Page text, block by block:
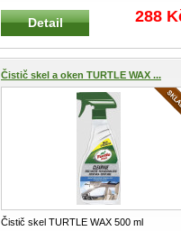
400 ml Profesionální přípravek ...
Detail 288
Čistič skel a oken TURTLE WAX ...
Čistič skel TURTLE WAX 500 ml